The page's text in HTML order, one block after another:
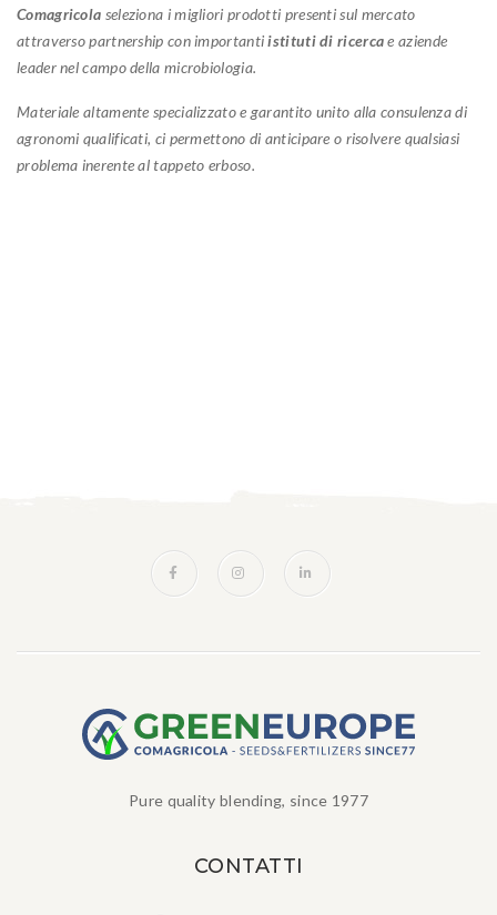
Comagricola seleziona i migliori prodotti presenti sul mercato
attraverso partnership con importantiistituti di ricercae aziende
leader nel campo della microbiologia.
Materiale altamente specializzato e garantito unito alla consulenza di
agronomi qualificati, ci permettono di anticipare o risolvere qualsiasi
problema inerente al tappeto erboso.
Pure quality blending, since 1977
CONTATTI